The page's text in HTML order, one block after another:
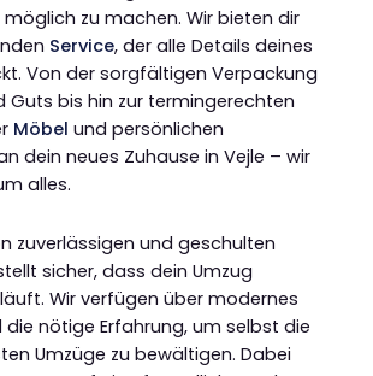
zu machen. Wir bieten dir
Service, der alle Details deines
Von der sorgfältigen Verpackung
Guts bis hin zur termingerechten
Möbel und persönlichen
dein neues Zuhause in Vejle – wir
alles.
zuverlässigen und geschulten
sicher, dass dein Umzug
Wir verfügen über modernes
nötige Erfahrung, um selbst die
Umzüge zu bewältigen. Dabei